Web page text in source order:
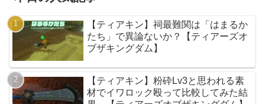
【ティアキン】祠最難関は「はまるか
たち」で異論ないか？【ティアーズオ
ブザキングダム】
【ティアキン】粉砕Lv3と思われる素
材でイワロック殴って比較してみた結